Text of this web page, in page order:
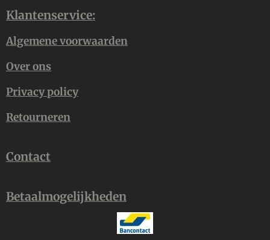
Klantenservice:
Algemene voorwaarden
Over ons
Privacy policy
Retourneren
Contact
Betaalmogelijkheden